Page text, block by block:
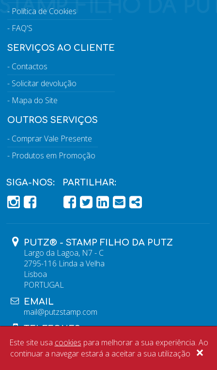
Política de Cookies
FAQ'S
SERVIÇOS AO CLIENTE
Contactos
Solicitar devolução
Mapa do Site
OUTROS SERVIÇOS
Comprar Vale Presente
Produtos em Promoção
SIGA-NOS:
PÁGINA DO FACEBOOK
PÁGINA DO FACEBOOK
PARTILHAR:
FACEBOOK
TWITTER
LINKEDIN
EMAIL
PUTZ® - STAMP FILHO DA PUTZ
Largo da Lagoa, N7 - C
2795-116 Linda a Velha
Lisboa
PORTUGAL
EMAIL
mail@putzstamp.com
TELEFONES
(+351) 916 162 462
Chamada para rede móvel nacional
Este site usa cookies para melhorar a sua experiência. Ao
continuar a navegar estará a aceitar a sua utilização ×